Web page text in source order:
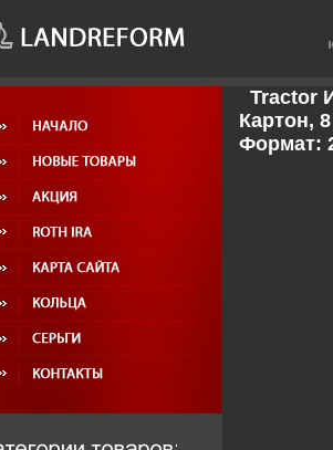
Tractor
Картон,
Формат: